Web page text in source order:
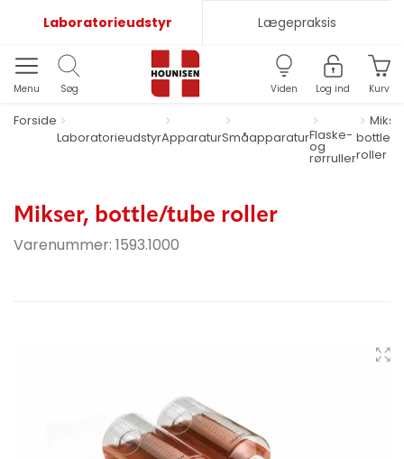
Laboratorieudstyr Lægepraksis
Menu Søg Viden Log ind Kurv
Forside
LaboratorieudstyrApparaturSmåapparaturFlaske-
og
rørruller
bottle/
roller
Mikser, bottle/tube roller
Varenummer: 1593.1000